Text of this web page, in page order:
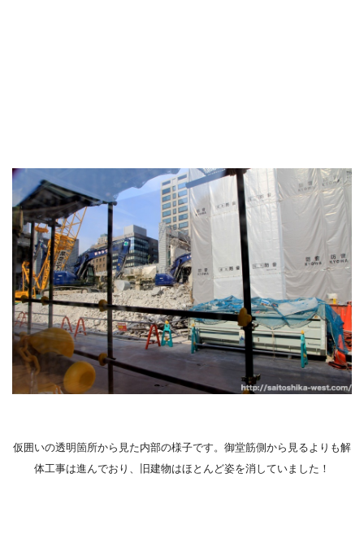
仮囲いの透明箇所から見た内部の様子です。御堂筋側から見るよりも解
体工事は進んでおり、旧建物はほとんど姿を消していました！